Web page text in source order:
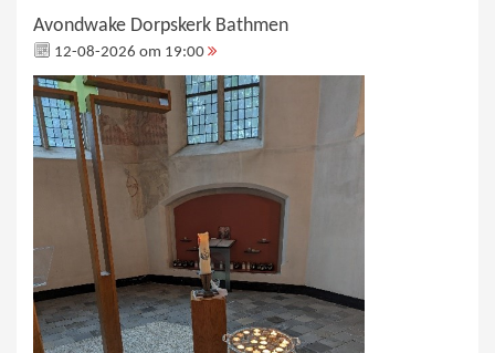
Avondwake Dorpskerk Bathmen
12-08-2026 om 19:00